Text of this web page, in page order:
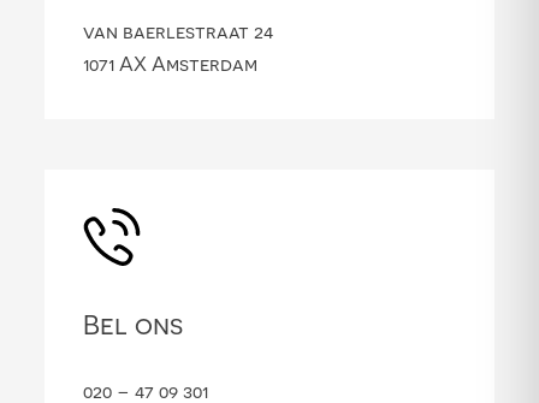
van baerlestraat 24
1071 AX Amsterdam
Bel ons
020 – 47 09 301